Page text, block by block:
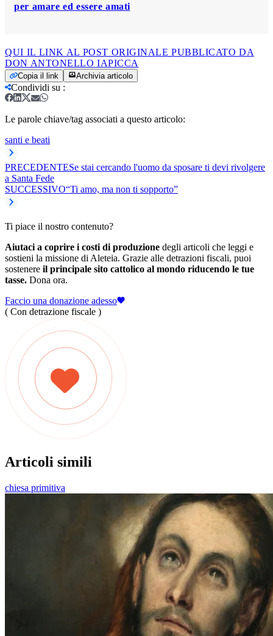
per amare ed essere amati
QUI IL LINK AL POST ORIGINALE PUBBLICATO DA
DON ANTONELLO IAPICCA
Copia il link Archivia articolo
Condividi su :
Le parole chiave/tag associati a questo articolo:
santi e beati
PRECEDENTESe stai cercando l'uomo da sposare ti devi rivolgere
a Santa Fede
SUCCESSIVO“Ti amo, ma non ti sopporto”
Ti piace il nostro contenuto?
Aiutaci a coprire i costi di produzione degli articoli che leggi e
sostieni la missione di Aleteia. Grazie alle detrazioni fiscali, puoi
sostenere il principale sito cattolico al mondo riducendo le tue
tasse. Dona ora.
Faccio una donazione adesso
( Con detrazione fiscale )
Articoli simili
chiesa primitiva